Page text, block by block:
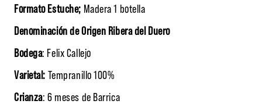
Formato Estuche; Madera 1 botella
Denominación de Origen Ribera del Duero
Bodega: Felix Callejo
Varietal: Tempranillo 100%
Crianza: 6 meses de Barrica